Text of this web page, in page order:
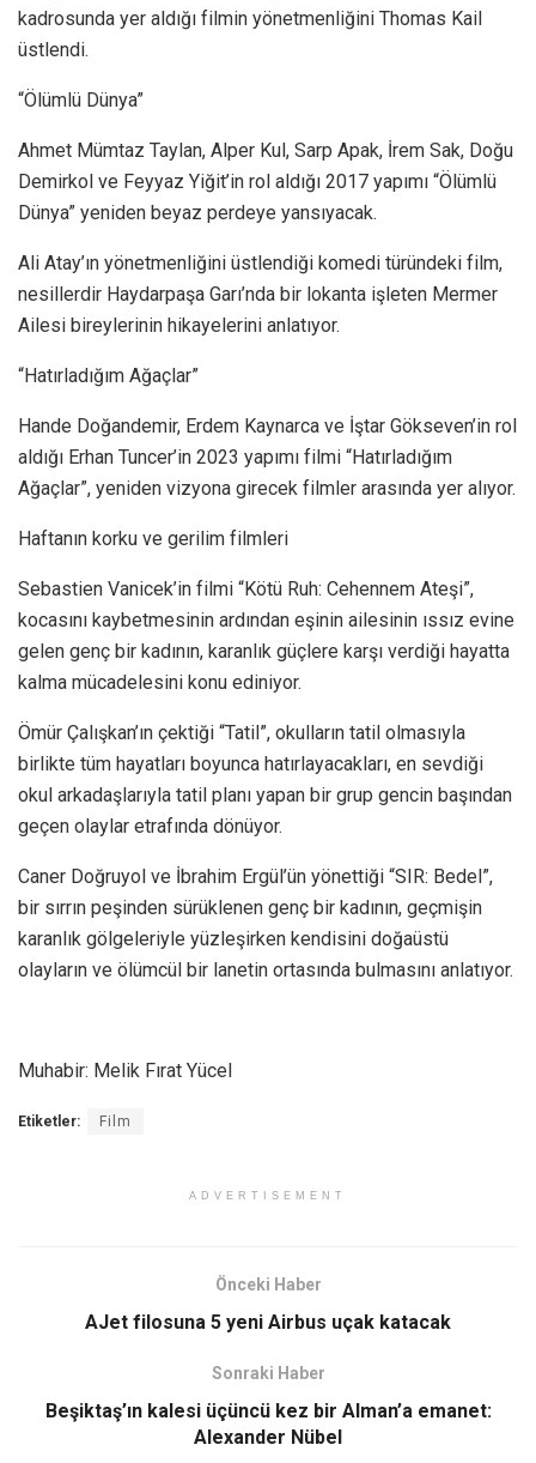
kadrosunda yer aldığı filmin yönetmenliğini Thomas Kail
üstlendi.
“Ölümlü Dünya”
Ahmet Mümtaz Taylan, Alper Kul, Sarp Apak, İrem Sak, Doğu
Demirkol ve Feyyaz Yiğit’in rol aldığı 2017 yapımı “Ölümlü
Dünya” yeniden beyaz perdeye yansıyacak.
Ali Atay’ın yönetmenliğini üstlendiği komedi türündeki film,
nesillerdir Haydarpaşa Garı’nda bir lokanta işleten Mermer
Ailesi bireylerinin hikayelerini anlatıyor.
“Hatırladığım Ağaçlar”
Hande Doğandemir, Erdem Kaynarca ve İştar Gökseven’in rol
aldığı Erhan Tuncer’in 2023 yapımı filmi “Hatırladığım
Ağaçlar”, yeniden vizyona girecek filmler arasında yer alıyor.
Haftanın korku ve gerilim filmleri
Sebastien Vanicek’in filmi “Kötü Ruh: Cehennem Ateşi”,
kocasını kaybetmesinin ardından eşinin ailesinin ıssız evine
gelen genç bir kadının, karanlık güçlere karşı verdiği hayatta
kalma mücadelesini konu ediniyor.
Ömür Çalışkan’ın çektiği “Tatil”, okulların tatil olmasıyla
birlikte tüm hayatları boyunca hatırlayacakları, en sevdiği
okul arkadaşlarıyla tatil planı yapan bir grup gencin başından
geçen olaylar etrafında dönüyor.
Caner Doğruyol ve İbrahim Ergül’ün yönettiği “SIR: Bedel”,
bir sırrın peşinden sürüklenen genç bir kadının, geçmişin
karanlık gölgeleriyle yüzleşirken kendisini doğaüstü
olayların ve ölümcül bir lanetin ortasında bulmasını anlatıyor.
Muhabir: Melik Fırat Yücel
Etiketler: Film
ADVERTISEMENT
Önceki Haber
AJet filosuna 5 yeni Airbus uçak katacak
Sonraki Haber
Beşiktaş’ın kalesi üçüncü kez bir Alman’a emanet:
Alexander Nübel